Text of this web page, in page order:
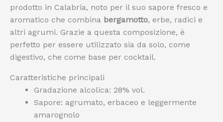
prodotto in Calabria, noto per il suo sapore fresco e
aromatico che combina bergamotto, erbe, radici e
altri agrumi. Grazie a questa composizione, è
perfetto per essere utilizzato sia da solo, come
digestivo, che come base per cocktail.
Caratteristiche principali
Gradazione alcolica: 28% vol.
Sapore: agrumato, erbaceo e leggermente
amarognolo